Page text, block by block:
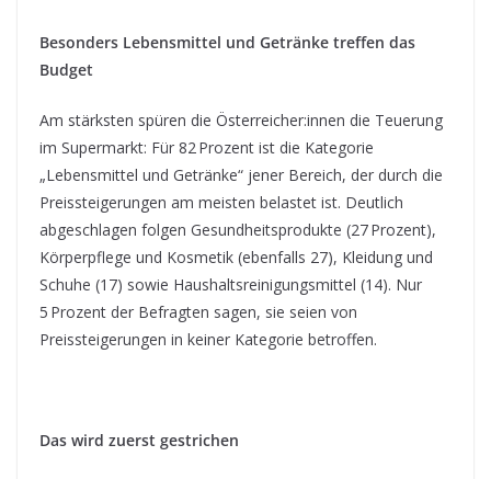
Besonders Lebensmittel und Getränke treffen das
Budget
Am stärksten spüren die Österreicher:innen die Teuerung
im Supermarkt: Für 82 Prozent ist die Kategorie
„Lebensmittel und Getränke“ jener Bereich, der durch die
Preissteigerungen am meisten belastet ist. Deutlich
abgeschlagen folgen Gesundheitsprodukte (27 Prozent),
Körperpflege und Kosmetik (ebenfalls 27), Kleidung und
Schuhe (17) sowie Haushaltsreinigungsmittel (14). Nur
5 Prozent der Befragten sagen, sie seien von
Preissteigerungen in keiner Kategorie betroffen.
Das wird zuerst gestrichen